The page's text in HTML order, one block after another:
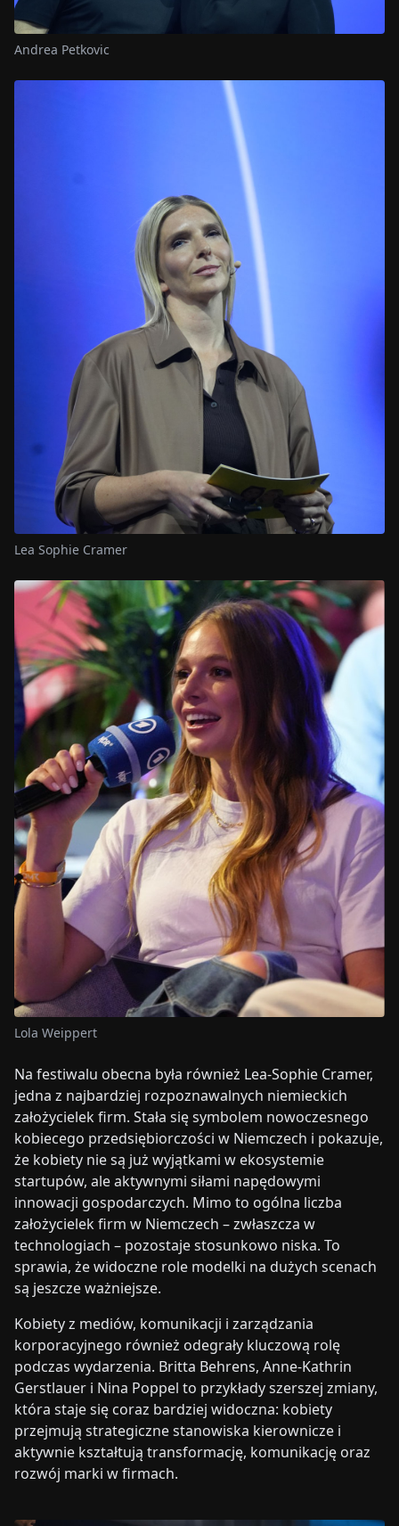
Andrea Petkovic
Lea Sophie Cramer
Lola Weippert
Na festiwalu obecna była również Lea-Sophie Cramer,
jedna z najbardziej rozpoznawalnych niemieckich
założycielek firm. Stała się symbolem nowoczesnego
kobiecego przedsiębiorczości w Niemczech i pokazuje,
że kobiety nie są już wyjątkami w ekosystemie
startupów, ale aktywnymi siłami napędowymi
innowacji gospodarczych. Mimo to ogólna liczba
założycielek firm w Niemczech – zwłaszcza w
technologiach – pozostaje stosunkowo niska. To
sprawia, że widoczne role modelki na dużych scenach
są jeszcze ważniejsze.
Kobiety z mediów, komunikacji i zarządzania
korporacyjnego również odegrały kluczową rolę
podczas wydarzenia. Britta Behrens, Anne-Kathrin
Gerstlauer i Nina Poppel to przykłady szerszej zmiany,
która staje się coraz bardziej widoczna: kobiety
przejmują strategiczne stanowiska kierownicze i
aktywnie kształtują transformację, komunikację oraz
rozwój marki w firmach.